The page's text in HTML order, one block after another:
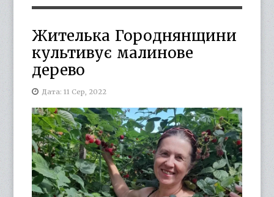
Жителька Городнянщини
культивує малинове
дерево
Дата: 11 Сер, 2022